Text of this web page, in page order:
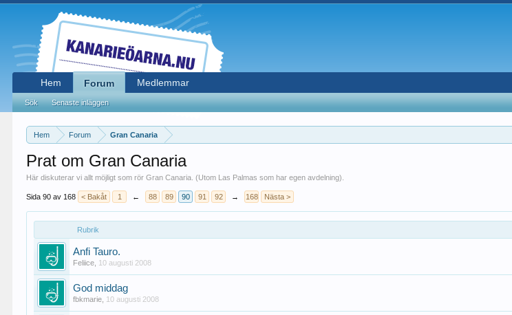
Hem Forum Gran Canaria
Prat om Gran Canaria
Här diskuterar vi allt möjligt som rör Gran Canaria. (Utom Las Palmas som har egen avdelning).
Sida 90 av 168 < Bakåt 1 ← 88 89 90 91 92 → 168 Nästa >
Rubrik
Anfi Tauro.
Feliice 10 augusti 2008
God middag
fbkmarie 10 augusti 2008
Hem Forum
Sök Senaste inläggen
Medlemmar